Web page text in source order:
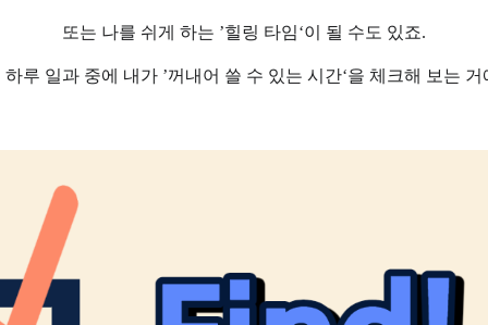
또는 나를 쉬게 하는 ’힐링 타임‘이 될 수도 있죠.
하루 일과 중에 내가 ’꺼내어 쓸 수 있는 시간‘을 체크해 보는 거